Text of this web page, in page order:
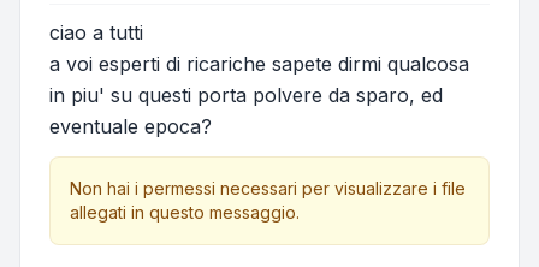
ciao a tutti
a voi esperti di ricariche sapete dirmi qualcosa
in piu' su questi porta polvere da sparo, ed
eventuale epoca?
Non hai i permessi necessari per visualizzare i file
allegati in questo messaggio.